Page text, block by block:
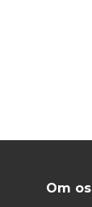
Om os